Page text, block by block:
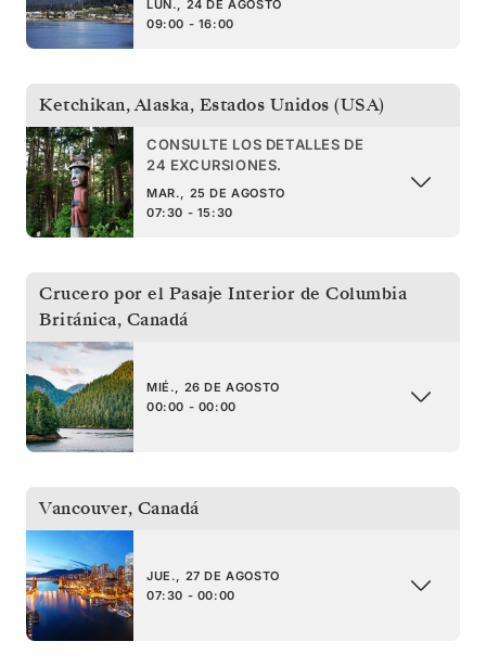
LUN., 24 DE AGOSTO
09:00 - 16:00
Ketchikan, Alaska, Estados Unidos (USA)
CONSULTE LOS DETALLES DE
24 EXCURSIONES.
MAR., 25 DE AGOSTO
07:30 - 15:30
Crucero por el Pasaje Interior de Columbia
Británica, Canadá
MIÉ., 26 DE AGOSTO
00:00 - 00:00
Vancouver, Canadá
JUE., 27 DE AGOSTO
07:30 - 00:00